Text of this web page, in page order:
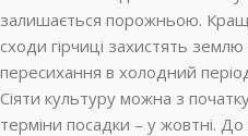
залишається порожньою.
сходи гірчиці захистять
пересихання в холодний
Сіяти культуру можна з
терміни посадки – у жовтні.